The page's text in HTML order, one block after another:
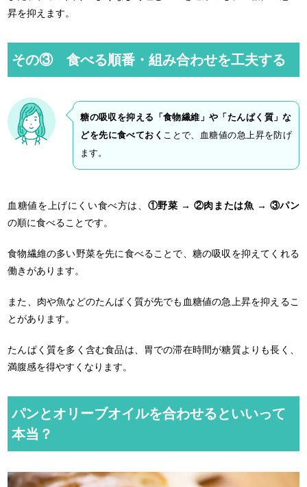
昇を抑えます。
その③ 食べる順番・組み合わせを工夫する
糖の吸収を抑える「食物繊維」や「たんぱく質」な
どを先に食べておく ことで、血糖値の急上昇を防げ
ます。
血糖値を上げにくい食べ方は、 ①野菜 → ②肉または魚 → ③パン
の順に食べることです。
食物繊維の多い野菜を先に食べることで、糖の吸収を抑えてくれる
働きがあります。
また、肉や魚などのたんぱく質が先でも血糖値の急上昇を抑えるこ
とがあります。
たんぱく質を多く含む食品は、胃での滞在時間が糖質よりも長く、
満腹感を得やすくなります。
パンとオリーブオイルを合わせるといいって
本当？